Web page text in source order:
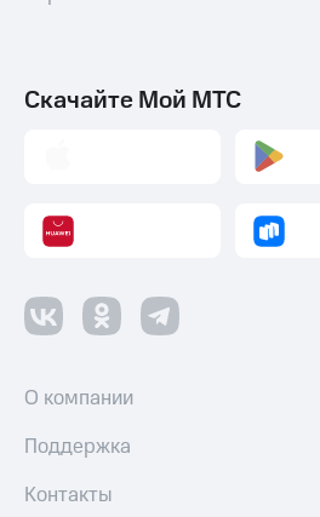
Скачайте Мой МТС
О компании
Поддержка
Контакты